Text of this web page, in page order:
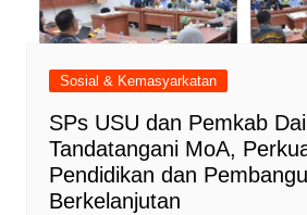
Sosial & Kemasyarkatan
SPs USU dan Pemkab
Tandatangani MoA,
Pendidikan dan
Berkelanjutan